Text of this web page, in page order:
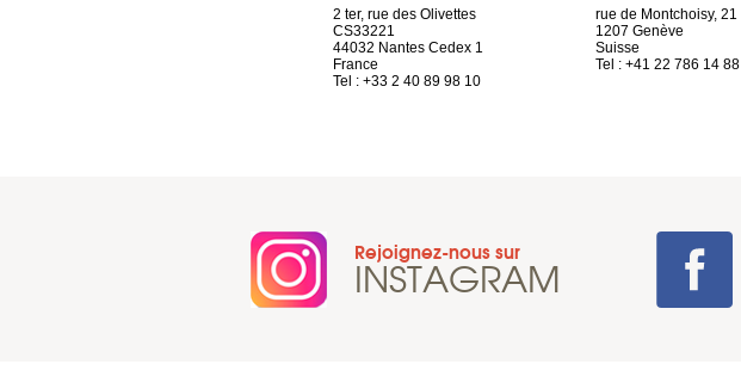
2 ter, rue des Olivettes
CS33221
44032 Nantes Cedex 1
France
Tel : +33 2 40 89 98 10
rue de Montchoisy, 21
1207 Genève
Suisse
Tel : +41 22 786 14 88
Rejoignez-nous sur
INSTAGRAM